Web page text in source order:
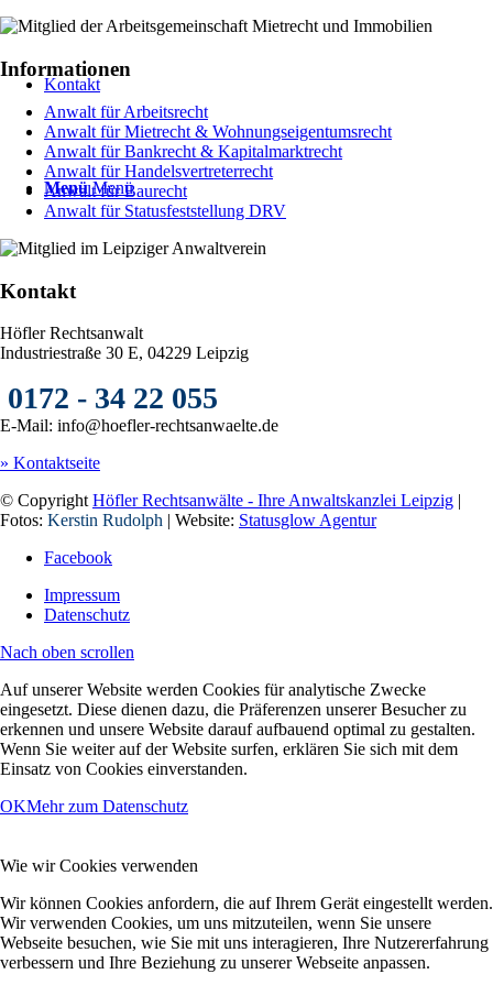
Kontakt
Menü Menü
Informationen
Anwalt für Arbeitsrecht
Anwalt für Mietrecht & Wohnungseigentumsrecht
Anwalt für Bankrecht & Kapitalmarktrecht
Anwalt für Handelsvertreterrecht
Anwalt für Baurecht
Anwalt für Statusfeststellung DRV
Kontakt
Höfler Rechtsanwalt
Industriestraße 30 E, 04229 Leipzig
0172 - 34 22 055
E-Mail: info@hoefler-rechtsanwaelte.de
» Kontaktseite
© Copyright Höfler Rechtsanwälte - Ihre Anwaltskanzlei Leipzig |
Fotos: Kerstin Rudolph | Website: Statusglow Agentur
Facebook
Impressum
Datenschutz
Nach oben scrollen
Auf unserer Website werden Cookies für analytische Zwecke
eingesetzt. Diese dienen dazu, die Präferenzen unserer Besucher zu
erkennen und unsere Website darauf aufbauend optimal zu gestalten.
Wenn Sie weiter auf der Website surfen, erklären Sie sich mit dem
Einsatz von Cookies einverstanden.
OKMehr zum Datenschutz
Wie wir Cookies verwenden
Wir können Cookies anfordern, die auf Ihrem Gerät eingestellt werden.
Wir verwenden Cookies, um uns mitzuteilen, wenn Sie unsere
Webseite besuchen, wie Sie mit uns interagieren, Ihre Nutzererfahrung
verbessern und Ihre Beziehung zu unserer Webseite anpassen.